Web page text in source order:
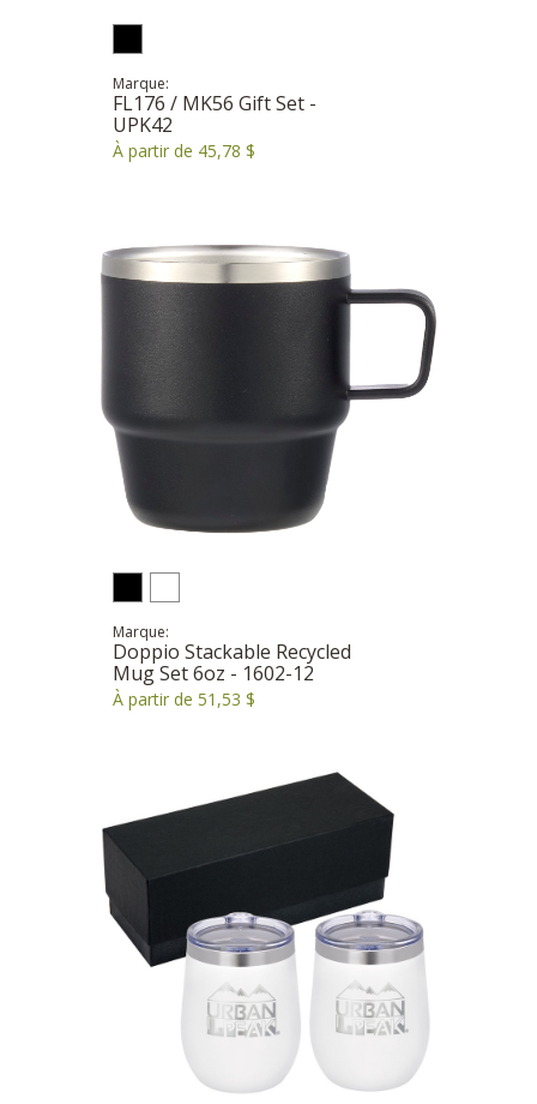
Marque:
FL176 / MK56 Gift Set -
UPK42
À partir de 45,78 $
Marque:
Doppio Stackable Recycled
Mug Set 6oz - 1602-12
À partir de 51,53 $